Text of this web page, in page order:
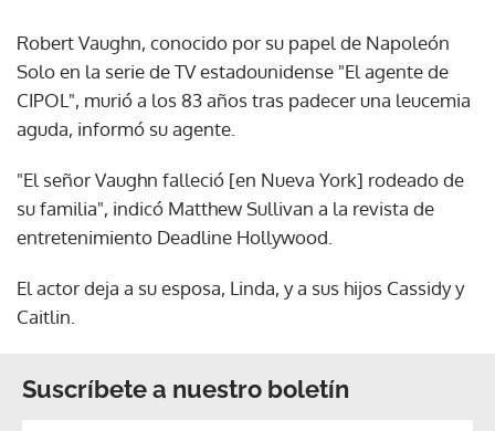
Robert Vaughn, conocido por su papel de Napoleón
Solo en la serie de TV estadounidense "El agente de
CIPOL", murió a los 83 años tras padecer una leucemia
aguda, informó su agente.
"El señor Vaughn falleció [en Nueva York] rodeado de
su familia", indicó Matthew Sullivan a la revista de
entretenimiento Deadline Hollywood.
El actor deja a su esposa, Linda, y a sus hijos Cassidy y
Caitlin.
Suscríbete a nuestro boletín